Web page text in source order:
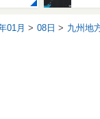
01月 08日 九州地